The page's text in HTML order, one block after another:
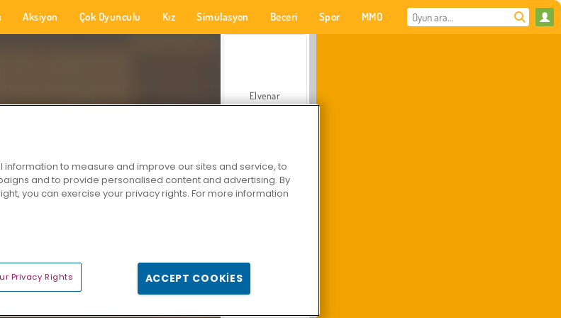
Aksiyon Çok Oyunculu Kız Simülasyon Beceri Spor MMO
Elvenar
to measure and improve our sites and service, to
and to provide personalised content and advertising. By
you can exercise your privacy rights. For more information
Privacy Rights ACCEPT COOKIES